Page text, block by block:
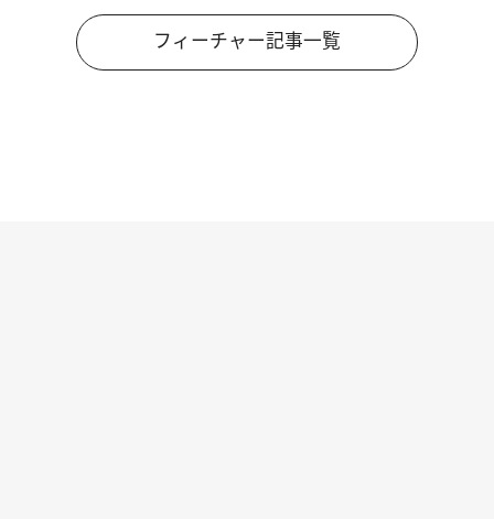
フィーチャー記事一覧